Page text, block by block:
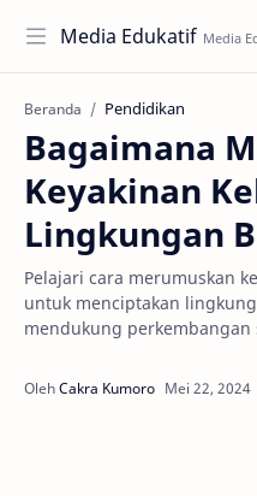
Media Edukatif
Beranda Pendidikan
Bagaimana
Keyakinan
Lingkungan
Pelajari cara merumuskan
untuk menciptakan
mendukung perkembangan